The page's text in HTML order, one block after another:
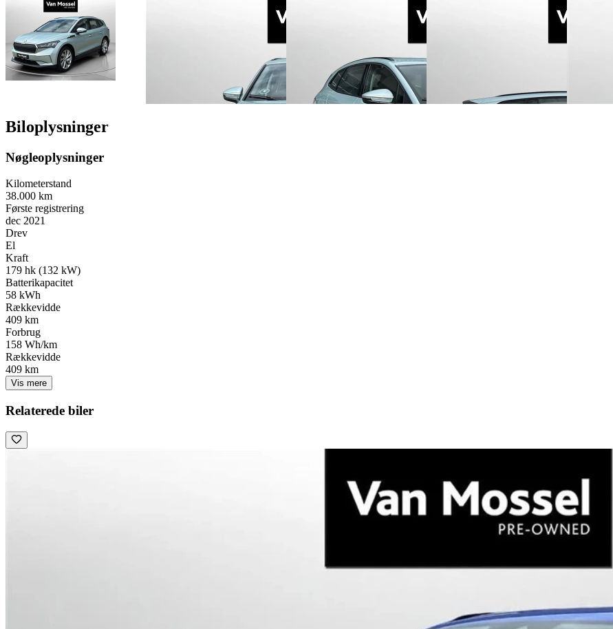
Biloplysninger
Nøgleoplysninger
Kilometerstand
38.000 km
Første registrering
dec 2021
Drev
El
Kraft
179 hk (132 kW)
Batterikapacitet
58 kWh
Rækkevidde
409 km
Forbrug
158 Wh/km
Rækkevidde
409 km
Vis mere
Relaterede biler